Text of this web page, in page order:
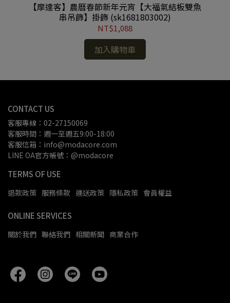
【摩達客】農曆春節新年元宵【大福氣結板雙魚
串吊飾】掛飾 (sk1681803002)
NT$1,088
加入購物車
CONTACT US
客服專線：02-27150069
客服時間：週一至週五9:00-18:00
客服信箱：info@modacore.com
LINE OA官方帳號：@modacore
TERMS OF USE
退款政策 服務條款 運送政策 隱私政策 會員權益
ONLINE SERVICES
關於我們 聯絡我們 相關新聞 商業合作